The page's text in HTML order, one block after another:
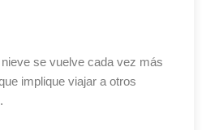
se vuelve cada vez más
implique viajar a otros